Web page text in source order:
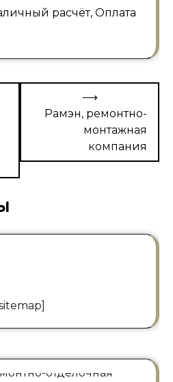
расчёт, Оплата
Рамэн, ремонтно-
монтажная
компания
⟶